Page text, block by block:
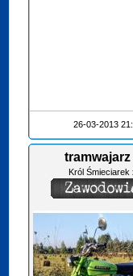
26-03-2013
tramwajarz
Król Śmieciarek